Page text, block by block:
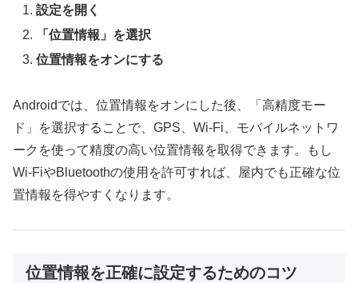
設定を開く
「位置情報」を選択
位置情報をオンにする
Androidでは、位置情報をオンにした後、「高精度モー
ド」を選択することで、GPS、Wi-Fi、モバイルネットワ
ークを使って精度の高い位置情報を取得できます。もし
Wi-FiやBluetoothの使用を許可すれば、屋内でも正確な位
置情報を得やすくなります。
位置情報を正確に設定するためのコツ